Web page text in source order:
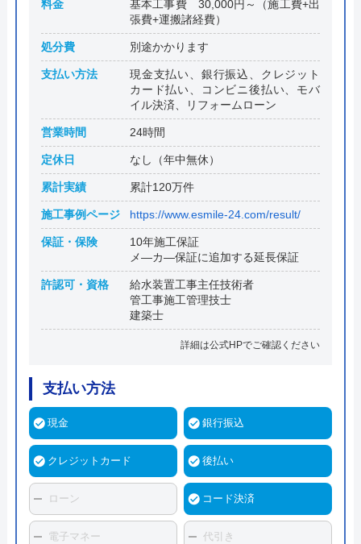
料金
基本工事費 30,000円～（施工費+出
張費+運搬諸経費）
処分費 別途かかります
支払い方法
現金支払い、銀行振込、クレジット
カード払い、コンビニ後払い、モバ
イル決済、リフォームローン
営業時間 24時間
定休日 なし（年中無休）
累計実績 累計120万件
施工事例ページ https://www.esmile-24.com/result/
保証・保険
10年施工保証
メ―カ―保証に追加する延長保証
許認可・資格
給水装置工事主任技術者
管工事施工管理技士
建築士
詳細は公式HPでご確認ください
支払い方法
現金 銀行振込
クレジットカード 後払い
ローン コード決済
電子マネー 代引き